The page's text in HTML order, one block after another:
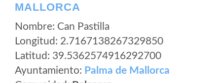
MALLORCA
Nombre: Can Pastilla
Longitud: 2.7167138267329850
Latitud: 39.5362574916292700
Ayuntamiento: Palma de Mallorca